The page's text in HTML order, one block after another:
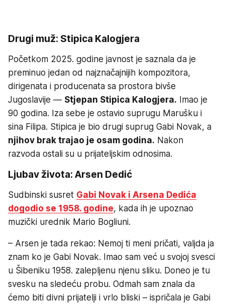
Drugi muž: Stipica Kalogjera
Početkom 2025. godine javnost je saznala da je
preminuo jedan od najznačajnijih kompozitora,
dirigenata i producenata sa prostora bivše
Jugoslavije — Stjepan Stipica Kalogjera. Imao je
90 godina. Iza sebe je ostavio suprugu Marušku i
sina Filipa. Stipica je bio drugi suprug Gabi Novak, a
njihov brak trajao je osam godina. Nakon
razvoda ostali su u prijateljskim odnosima.
Ljubav života: Arsen Dedić
Sudbinski susret Gabi Novak i Arsena Dedića
dogodio se 1958. godine, kada ih je upoznao
muzički urednik Mario Bogliuni.
– Arsen je tada rekao: Nemoj ti meni pričati, valjda ja
znam ko je Gabi Novak. Imao sam već u svojoj svesci
u Šibeniku 1958. zalepljenu njenu sliku. Doneo je tu
svesku na sledeću probu. Odmah sam znala da
ćemo biti divni prijatelji i vrlo bliski – ispričala je Gabi